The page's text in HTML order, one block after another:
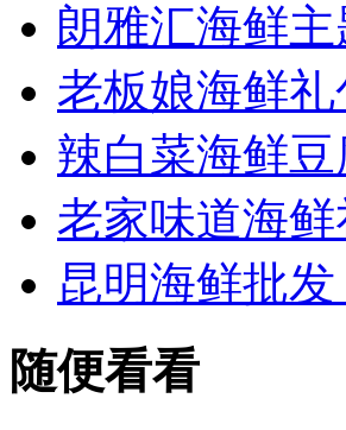
朗雅汇海鲜
老板娘海鲜
辣白菜海鲜
老家味道海
昆明海鲜批
随便看看